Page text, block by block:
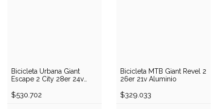
Bicicleta Urbana Giant
Escape 2 City 28er 24v
$530.702
Bicicleta MTB Giant Revel 2
26er 21v Aluminio
$329.033